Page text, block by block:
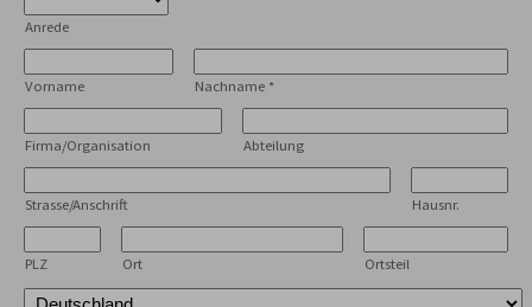
Anrede
Vorname Nachname *
Firma/Organisation Abteilung
Strasse/Anschrift Hausnr.
PLZ Ort Ortsteil